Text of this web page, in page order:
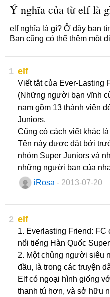
Ý nghĩa của từ elf là
elf nghĩa là gì? Ở đây bạn
Bạn cũng có thể thêm một
1 elf
Viết tắt của Ever-Lasting
(Những người bạn vĩnh
nam gồm 13 thành viên
Juniors.
Cũng có cách viết khác là
Tên này được đặt bởi
nhóm Super Juniors và
những người bạn của
iRosa - 2013-07-20
2 elf
1. Everlasting Friend: FC
nổi tiếng Hàn Quốc
2. Một chủng người siêu
đầu, là trong các truyện
Elf có ngoại hình giống
thanh tú hơn, và sở hữu